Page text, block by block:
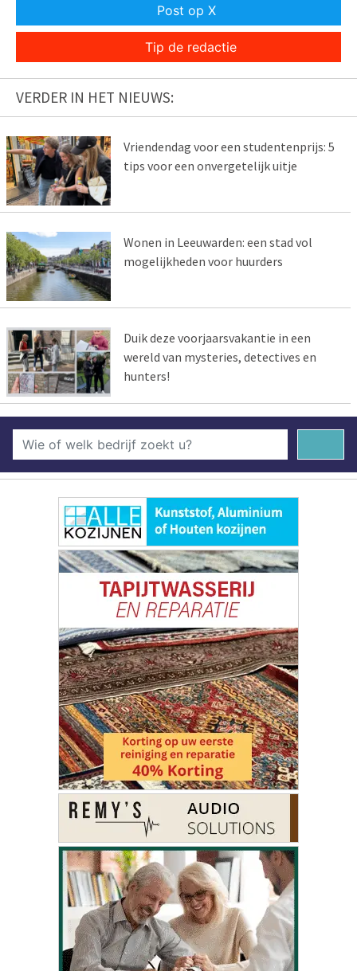
Post op X
Tip de redactie
VERDER IN HET NIEUWS:
Vriendendag voor een studentenprijs: 5
tips voor een onvergetelijk uitje
Wonen in Leeuwarden: een stad vol
mogelijkheden voor huurders
Duik deze voorjaarsvakantie in een
wereld van mysteries, detectives en
hunters!